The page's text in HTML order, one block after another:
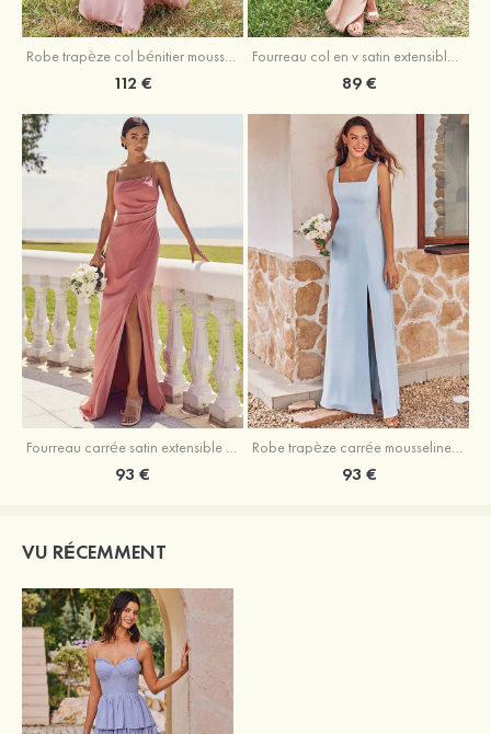
Robe trapèze col bénitier mousseline ras du sol robe de demoiselle d'honneur
112 €
Fourreau col en v satin extensible asymétrique robe de demoiselle d'honneur
89 €
93 € 93 €
VU RÉCEMMENT